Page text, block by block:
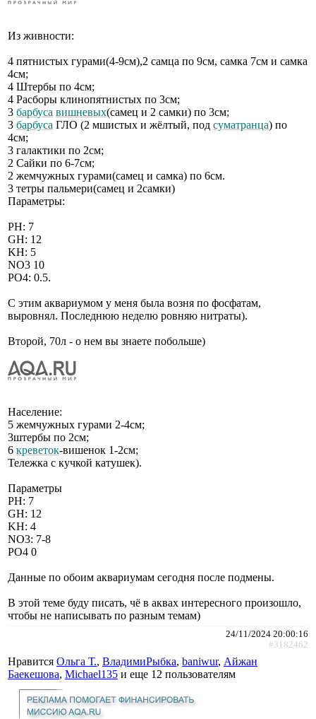
Из живности:
4 пятнистых гурами(4-9см),2 самца по 9см, самка 7см и самка
4см;
4 Штербы по 4см;
4 Расборы клинопятнистых по 3см;
3 барбуса вишневых(самец и 2 самки) по 3см;
3 барбуса ГЛО (2 мшистых и жёлтый, под суматранца) по
4см;
3 галактики по 2см;
2 Сайки по 6-7см;
2 жемчужных гурами(самец и самка) по 6см.
3 тетры пальмери(самец и 2самки)
Параметры:
РН: 7
GH: 12
KH: 5
NO3 10
PO4: 0.5.
С этим аквариумом у меня была возня по фосфатам,
выровнял. Последнюю неделю ровняю нитраты).
Второй, 70л - о нем вы знаете побольше)
Население:
5 жемчужных гурами 2-4см;
3штербы по 2см;
6 креветок-вишенок 1-2см;
Тележка с кучкой катушек).
Параметры
PH: 7
GH: 12
KH: 4
NO3: 7-8
PO4 0
Данные по обоим аквариумам сегодня после подмены.
В этой теме буду писать, чё в аквах интересного произошло,
чтобы не написывать по разным темам)
24/11/2024 20:00:16
#3182462
Нравится Ольга Т., ВладимиРыбка, baniwur, Айжан
Баекешова, Michael135 и еще 12 пользователям